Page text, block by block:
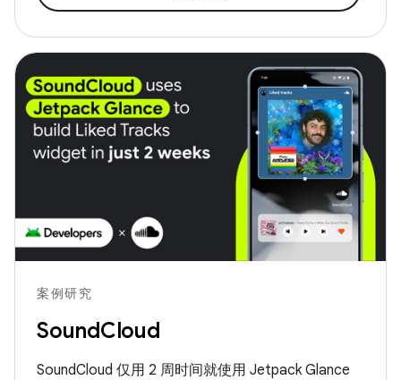
案例研究
SoundCloud
SoundCloud 仅用 2 周时间就使用 Jetpack Glance